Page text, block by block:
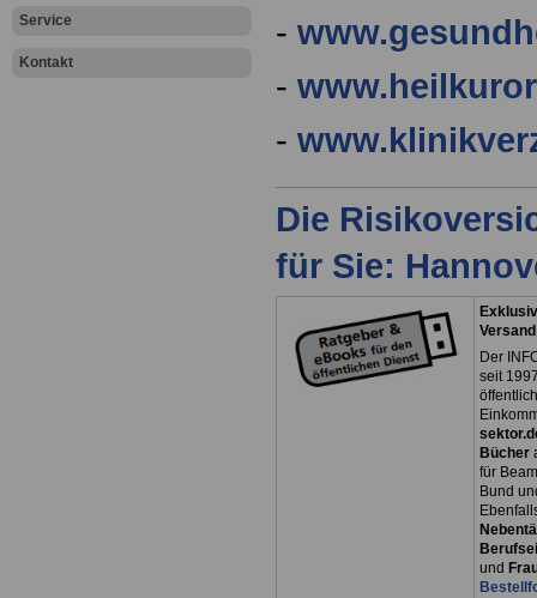
Service
Kontakt
-
-
-
Die
für Sie:
Der
seit
Bücher
für
Bund
und